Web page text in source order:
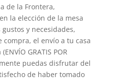
de la Frontera,
la elección de la mesa
y necesidades,
compra, el envío a tu casa
GRATIS POR
puedas disfrutar del
de haber tomado